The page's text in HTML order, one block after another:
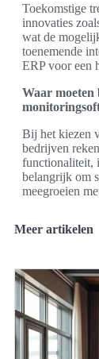
Toekomstige
innovaties
wat de
toenemende
ERP voor een
Waar moeten
Bij het kiezen
bedrijven
functionaliteit,
belangrijk om
meegroeien
Meer artikelen